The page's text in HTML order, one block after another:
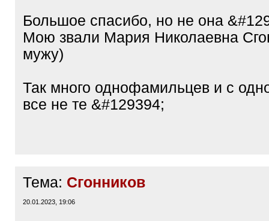
Большое спасибо, но не она
Мою звали Мария Николаевна
мужу)
Так много однофамильцев и с
все не те &#129394;
Тема: Сгонников
20.01.2023, 19:06